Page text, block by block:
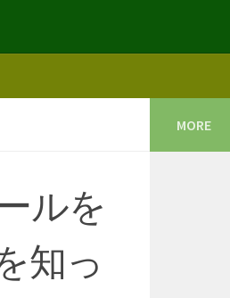
ルを
知っ
MORE